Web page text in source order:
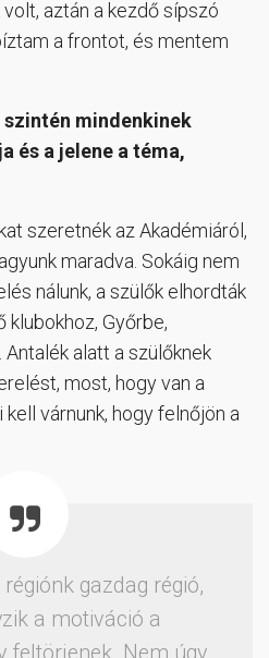
aztán a kezdő sípszó
a frontot, és mentem
mindenkinek
és a jelene a téma,
szeretnék az Akadémiáról,
maradva. Sokáig nem
nálunk, a szülők elhordták
klubokhoz, Győrbe,
alatt a szülőknek
most, hogy van a
várnunk, hogy felnőjön a
gazdag régió,
a motiváció a
feltörjenek. Nem úgy,